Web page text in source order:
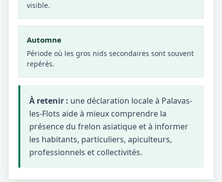
visible.
Automne
Période où les gros nids secondaires sont souvent
repérés.
À retenir : une déclaration locale à Palavas-
les-Flots aide à mieux comprendre la
présence du frelon asiatique et à informer
les habitants, particuliers, apiculteurs,
professionnels et collectivités.